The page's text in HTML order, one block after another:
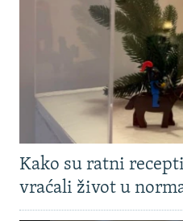
Kako su ratni
vraćali život u